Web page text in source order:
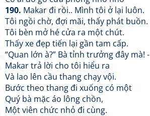
190. Makar đi rồi.. Mình tôi ở lại luôn.
Tôi ngồi chờ, đợi mãi, thấy phát buồn.
Tôi bèn mở hé cửa ra một chút.
Thấy xe đẹp tiến lại gần tam cấp.
“Quan lớn à?” Bà tỉnh trưởng đây mà! -
Makar trả lời cho tôi hiểu ra
Và lao lên cầu thang chạy vội.
Bước theo thang đi xuống có một
Quý bà mặc áo lông chồn,
Một viên chức nhỏ đi cùng.